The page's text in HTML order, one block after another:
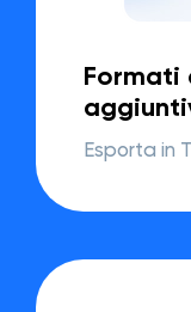
Formati
Esporta in